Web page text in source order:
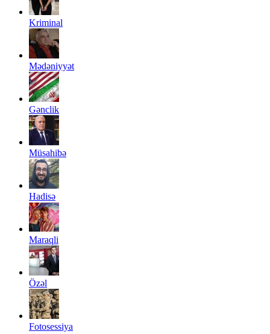
Kriminal
Mədəniyyət
Gənclik
Müsahibə
Hadisə
Maraqli
Özəl
Fotosessiya